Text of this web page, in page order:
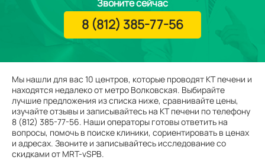
Мы нашли для вас 10 центров, которые проводят КТ печени и
находятся недалеко от метро Волковская. Выбирайте
лучшие предложения из списка ниже, сравнивайте цены,
изучайте отзывы и записывайтесь на КТ печени по телефону
8 (812) 385-77-56. Наши операторы готовы ответить на
вопросы, помочь в поиске клиники, сориентировать в ценах
и адресах. Звоните и записывайтесь исследование со
скидками от MRT-vSPB.
Звоните сейчас
8 (812) 385-77-56